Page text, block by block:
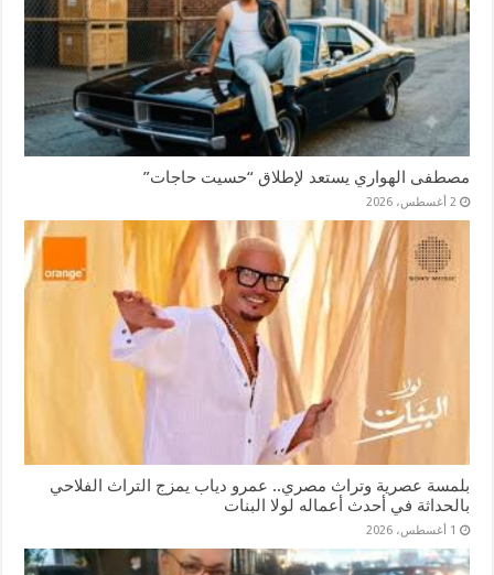
مصطفى الهواري يستعد لإطلاق “حسيت حاجات”
2 أغسطس، 2026
بلمسة عصرية وتراث مصري.. عمرو دياب يمزج التراث الفلاحي
بالحداثة في أحدث أعماله لولا البنات
1 أغسطس، 2026